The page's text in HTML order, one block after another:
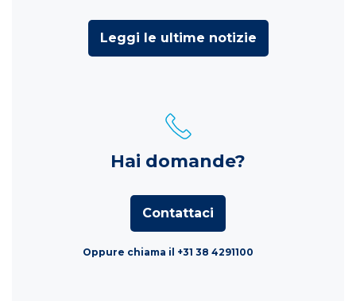
Leggi le ultime notizie
Hai domande?
Contattaci
Oppure chiama il +31 38 4291100